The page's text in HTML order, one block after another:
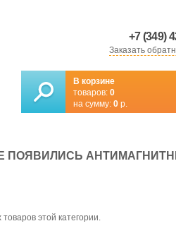
+7 (349)
Заказать
В корзине
товаров: 0
на сумму: 0 р.
ПОЯВИЛИСЬ
этой категории.